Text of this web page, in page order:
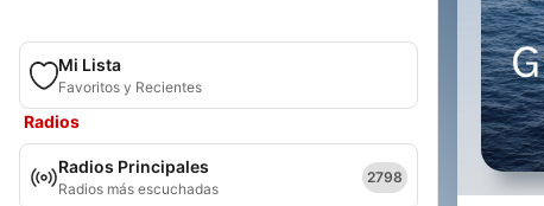
Mi Lista
Favoritos y Recientes
Radios
Radios Principales
Radios más escuchadas
2798